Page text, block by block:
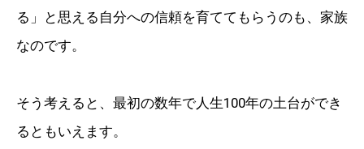
る」と思える自分への信頼を育ててもらうのも、家族
なのです。
そう考えると、最初の数年で人生100年の土台ができ
るともいえます。